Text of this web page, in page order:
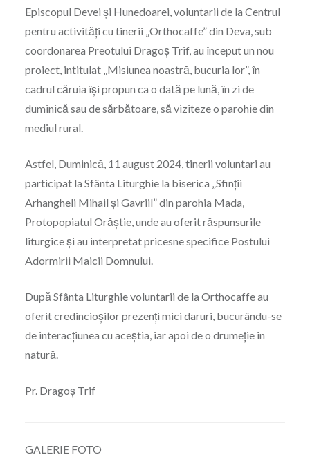
Episcopul Devei și Hunedoarei, voluntarii de la Centrul
pentru activități cu tinerii „Orthocaffe” din Deva, sub
coordonarea Preotului Dragoș Trif, au început un nou
proiect, intitulat „Misiunea noastră, bucuria lor”, în
cadrul căruia își propun ca o dată pe lună, în zi de
duminică sau de sărbătoare, să viziteze o parohie din
mediul rural.
Astfel, Duminică, 11 august 2024, tinerii voluntari au
participat la Sfânta Liturghie la biserica „Sfinții
Arhangheli Mihail și Gavriil” din parohia Mada,
Protopopiatul Orăștie, unde au oferit răspunsurile
liturgice și au interpretat pricesne specifice Postului
Adormirii Maicii Domnului.
După Sfânta Liturghie voluntarii de la Orthocaffe au
oferit credincioșilor prezenți mici daruri, bucurându-se
de interacțiunea cu aceștia, iar apoi de o drumeție în
natură.
Pr. Dragoș Trif
GALERIE FOTO